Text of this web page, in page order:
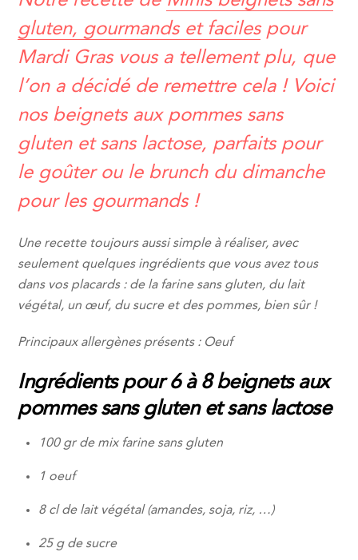
gluten, gourmands et facilespour
Mardi Gras vous a tellement plu, que
l’on a décidé de remettre cela ! Voici
nos beignets aux pommes sans
gluten et sans lactose, parfaits pour
le goûter ou le brunch du dimanche
pour les gourmands !
Une recette toujours aussi simple à réaliser, avec
seulement quelques ingrédients que vous avez tous
dans vos placards : de la farine sans gluten, du lait
végétal, un œuf, du sucre et des pommes, bien sûr !
Principaux allergènes présents : Oeuf
Ingrédients pour 6 à 8 beignets aux
pommes sans gluten et sans lactose
100 gr de mix farine sans gluten
1 oeuf
8 cl de lait végétal (amandes, soja, riz, …)
25 g de sucre